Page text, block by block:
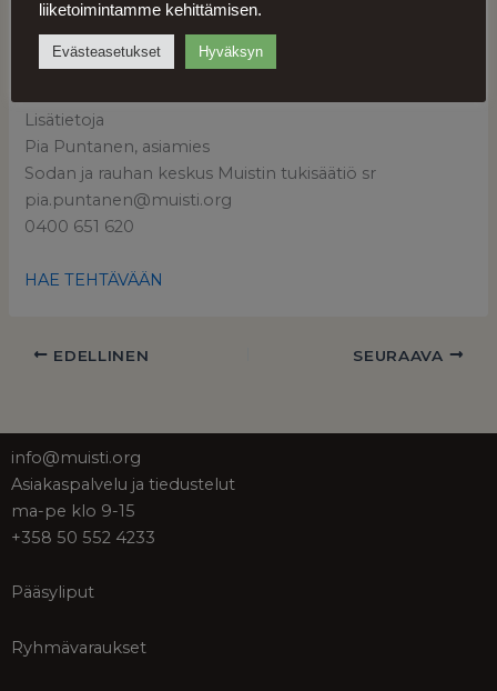
hakemukseen vain olennaisimmat työkokemukset ja
koulutukset. Liitä hakemukseen ansioluettelosi, josta
selviää muu työkokemuksesi ja koulutuksesi.
Lisätietoja
Pia Puntanen, asiamies
Sodan ja rauhan keskus Muistin tukisäätiö sr
pia.puntanen@muisti.org
0400 651 620
HAE TEHTÄVÄÄN
EDELLINEN SEURAAVA
info@muisti.org
Asiakaspalvelu ja tiedustelut
ma-pe klo 9-15
+358 50 552 4233
Pääsyliput
Ryhmävaraukset
liiketoimintamme kehittämisen.
Evästeasetukset Hyväksyn